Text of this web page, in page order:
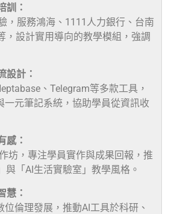
訓：
，服務鴻海、1111人力銀行、台南
，設計實用導向的教學模組，強調
設計：
、Telegram等多款工具，
一元筆記系統，協助學員從資訊收
感：
坊，專注學員實作與成果回報，推
與「AI生活實驗室」教學風格。
慧：
位倫理發展，推動AI工具於科研、